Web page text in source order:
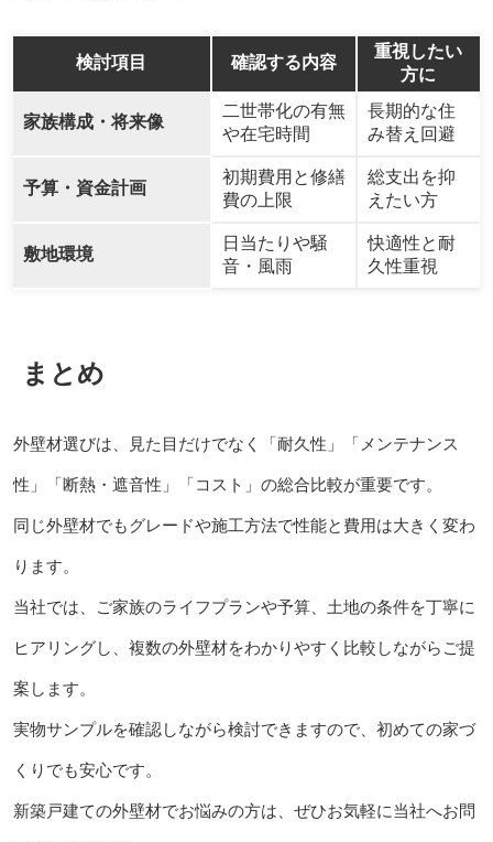
検討項目 確認する内容
重視したい
方に
家族構成・将来像
二世帯化の有無
や在宅時間
長期的な住
み替え回避
予算・資金計画
初期費用と修繕
費の上限
総支出を抑
えたい方
敷地環境
日当たりや騒
音・風雨
快適性と耐
久性重視
まとめ
外壁材選びは、見た目だけでなく「耐久性」「メンテナンス
性」「断熱・遮音性」「コスト」の総合比較が重要です。
同じ外壁材でもグレードや施工方法で性能と費用は大きく変わ
ります。
当社では、ご家族のライフプランや予算、土地の条件を丁寧に
ヒアリングし、複数の外壁材をわかりやすく比較しながらご提
案します。
実物サンプルを確認しながら検討できますので、初めての家づ
くりでも安心です。
新築戸建ての外壁材でお悩みの方は、ぜひお気軽に当社へお問